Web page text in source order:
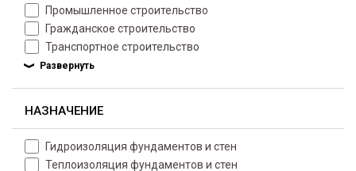
Промышленное строительство
Гражданское строительство
Транспортное строительство
НАЗНАЧЕНИЕ
Гидроизоляция фундаментов и стен
Теплоизоляция фундаментов и стен